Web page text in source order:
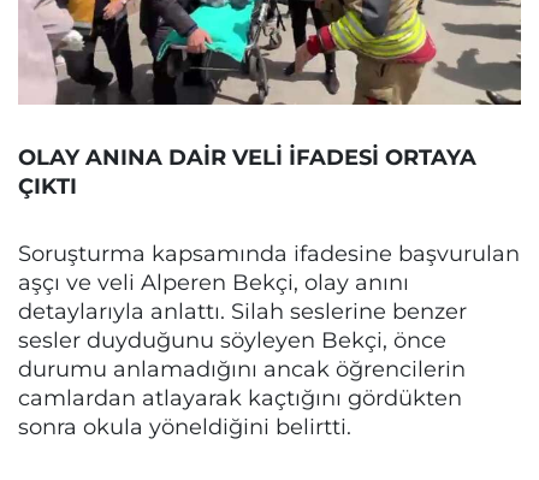
OLAY ANINA DAİR VELİ İFADESİ ORTAYA
ÇIKTI
Soruşturma kapsamında ifadesine başvurulan
aşçı ve veli Alperen Bekçi, olay anını
detaylarıyla anlattı. Silah seslerine benzer
sesler duyduğunu söyleyen Bekçi, önce
durumu anlamadığını ancak öğrencilerin
camlardan atlayarak kaçtığını gördükten
sonra okula yöneldiğini belirtti.